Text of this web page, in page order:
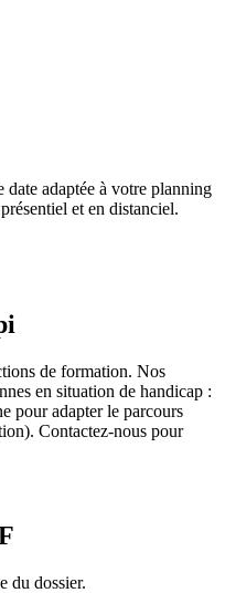
adaptée à votre planning
et en distanciel.
de formation. Nos
en situation de handicap :
pour adapter le parcours
Contactez-nous pour
du dossier.